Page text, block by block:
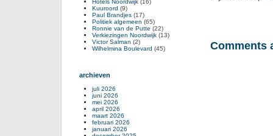
Comments
Kuuroord (9)
Paul Brandjes (17)
Politiek algemeen (65)
Ronnie van de Putte (22)
Verkiezingen Noordwijk (13)
Victor Salman (2)
Wilhelmina Boulevard (45)
archieven
juli 2026
juni 2026
mei 2026
april 2026
maart 2026
februari 2026
januari 2026